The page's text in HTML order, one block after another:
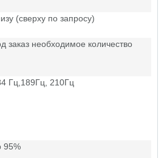
(сверху по запросу)
заказ необходимое количество
Гц,189Гц, 210Гц
95%